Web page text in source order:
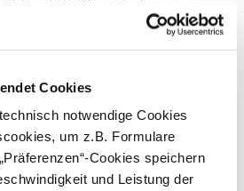
Cookies
notwendige Cookies
um z.B. Formulare
Cookies speichern
und Leistung der
stehen die kostenfreien
für Existenzgründer und
Dr. Barbara
in erfolgreiche
Personalgewinnung – von
im ZFA-Beruf
Auslandsakquise.